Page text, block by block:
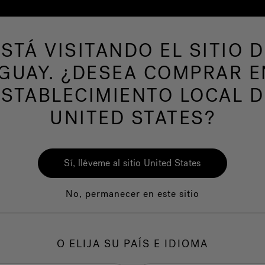
hidromasaje Más productos Nuestra
Servicio al
VISITANDO EL SITIO
¿DESEA COMPRAR
LOCAL
UNITED STATES?
Sí, lléveme al sitio United States
No, permanecer en este sitio
O ELIJA SU PAÍS E IDIOMA